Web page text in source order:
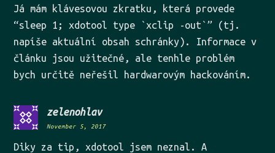
Já mám klávesovou zkratku, která provede
“sleep 1; xdotool type `xclip -out`” (tj.
napíše aktuální obsah schránky). Informace v
článku jsou užitečné, ale tenhle problém
bych určitě neřešil hardwarovým hackováním.
zelenohlav
November 5, 2017
Diky za tip, xdotool jsem neznal. A